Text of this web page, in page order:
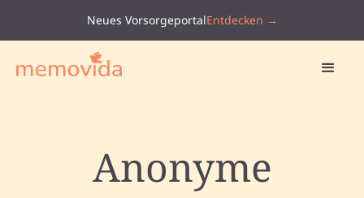
Neues VorsorgeportalEntdecken →
Anonyme